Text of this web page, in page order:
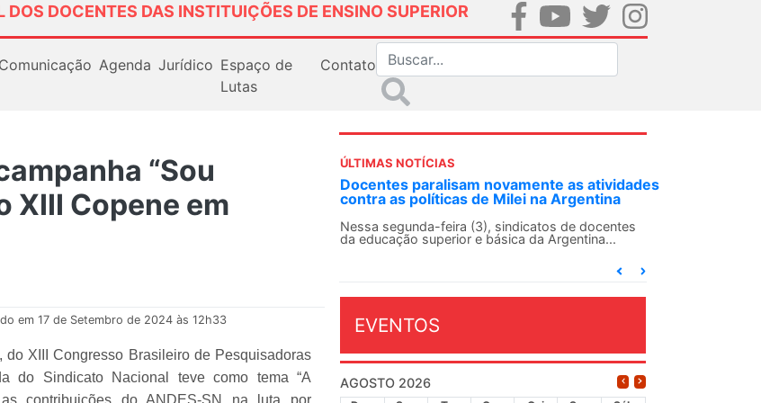
DOCENTES DAS INSTITUIÇÕES DE ENSINO SUPERIOR
Comunicação Agenda Jurídico Espaço de
Lutas
Contato
“Sou
XIII Copene em
em 17 de Setembro de 2024 às 12h33
XIII Congresso Brasileiro de Pesquisadoras
do Sindicato Nacional teve como tema “A
contribuições do ANDES-SN na luta por
ÚLTIMAS NOTÍCIAS
ANDES-SN convoca docentes para Dia de
Solidariedade Internacionalista com Cuba em
13 de agosto
O ANDES-SN conclama suas seções sindicais e o
EVENTOS